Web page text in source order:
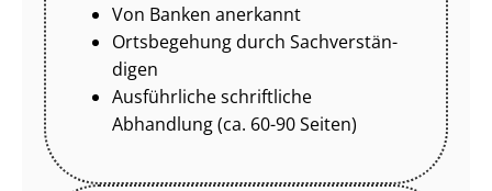
Von Banken anerkannt
Ortsbegehung durch Sach­ver­stän­
di­gen
Ausführliche schriftliche
Abhandlung (ca. 60-90 Seiten)